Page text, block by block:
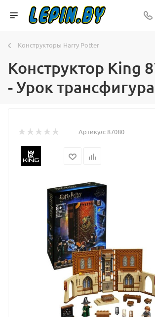
Конструкторы Harry Potter
Конструктор King
- Урок
Артикул: 87080